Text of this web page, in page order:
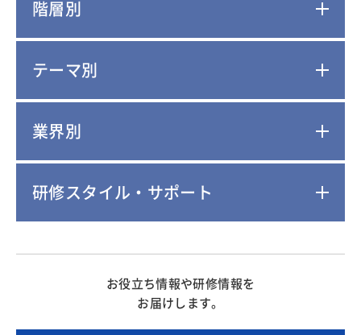
階層別
テーマ別
業界別
研修スタイル・サポート
お役立ち情報や研修情報を
お届けします。